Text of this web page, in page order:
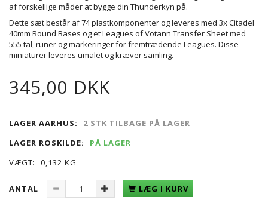
af forskellige måder at bygge din Thunderkyn på.
Dette sæt består af 74 plastkomponenter og leveres med 3x Citadel
40mm Round Bases og et Leagues of Votann Transfer Sheet med
555 tal, runer og markeringer for fremtrædende Leagues. Disse
miniaturer leveres umalet og kræver samling.
345,00 DKK
LAGER AARHUS:
2 STK TILBAGE PÅ LAGER
LAGER ROSKILDE:
PÅ LAGER
VÆGT:
0,132 KG
ANTAL LÆG I KURV